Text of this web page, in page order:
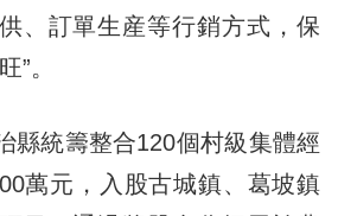
、訂單生産等行銷方式，保
”。
統籌整合120個村級集體經
萬元，入股古城鎮、葛坡鎮